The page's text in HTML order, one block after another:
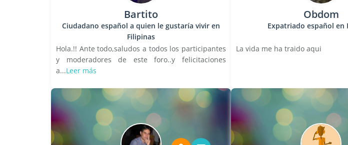
Bartito
Ciudadano español a quien le gustaría vivir en
Filipinas
Hola.!! Ante todo,saludos a todos los participantes
y moderadores de este foro..y felicitaciones
a...Leer más
Obdom
Expatriado español en
La vida me ha traido aqui